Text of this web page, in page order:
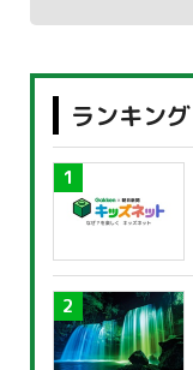
ランキング